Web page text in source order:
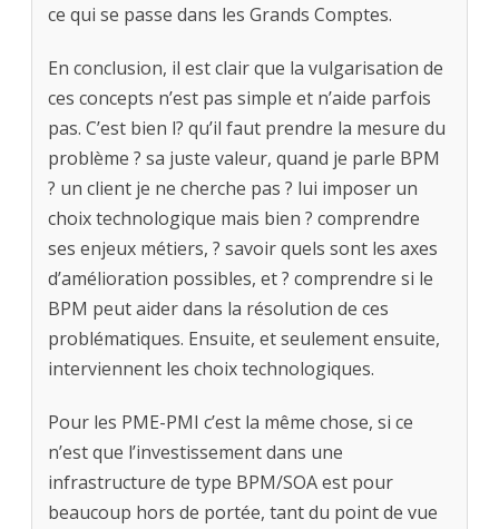
ce qui se passe dans les Grands Comptes.
En conclusion, il est clair que la vulgarisation de
ces concepts n’est pas simple et n’aide parfois
pas. C’est bien l? qu’il faut prendre la mesure du
problème ? sa juste valeur, quand je parle BPM
? un client je ne cherche pas ? lui imposer un
choix technologique mais bien ? comprendre
ses enjeux métiers, ? savoir quels sont les axes
d’amélioration possibles, et ? comprendre si le
BPM peut aider dans la résolution de ces
problématiques. Ensuite, et seulement ensuite,
interviennent les choix technologiques.
Pour les PME-PMI c’est la même chose, si ce
n’est que l’investissement dans une
infrastructure de type BPM/SOA est pour
beaucoup hors de portée, tant du point de vue